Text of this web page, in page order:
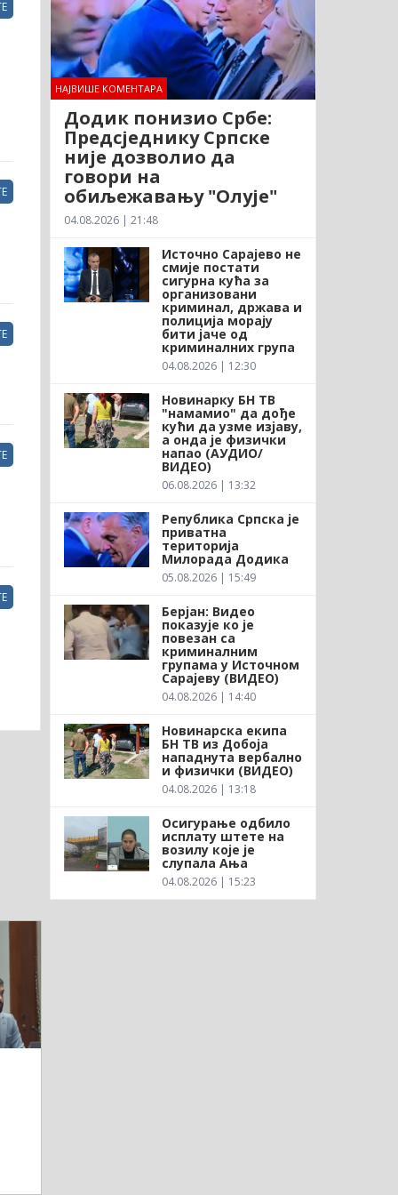
НАЈВИШЕ КОМЕНТАРА
Додик понизио Србе:
Предсједнику Српске
није дозволио да
говори на
обиљежавању "Олује"
04.08.2026 | 21:48
Источно Сарајево не
смије постати
сигурна кућа за
организовани
криминал, држава и
полиција морају
бити јаче од
криминалних група
04.08.2026 | 12:30
Новинарку БН ТВ
"намамио" да дође
кући да узме изјаву,
а онда је физички
напао (АУДИО/
ВИДЕО)
06.08.2026 | 13:32
Република Српска је
приватна
територија
Милорада Додика
05.08.2026 | 15:49
Берјан: Видео
показује ко је
повезан са
криминалним
групама у Источном
Сарајеву (ВИДЕО)
04.08.2026 | 14:40
Новинарска екипа
БН ТВ из Добоја
нападнута вербално
и физички (ВИДЕО)
04.08.2026 | 13:18
Осигурање одбило
исплату штете на
возилу које је
слупала Ања
04.08.2026 | 15:23